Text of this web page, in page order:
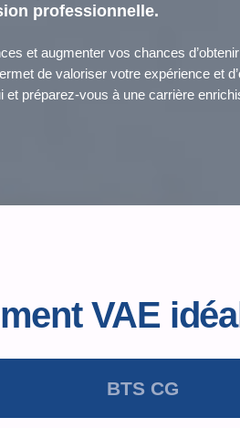
professionnelle.
et augmenter vos chances
de valoriser votre expérience et
préparez-vous à une carrière
VAE
BTS CG